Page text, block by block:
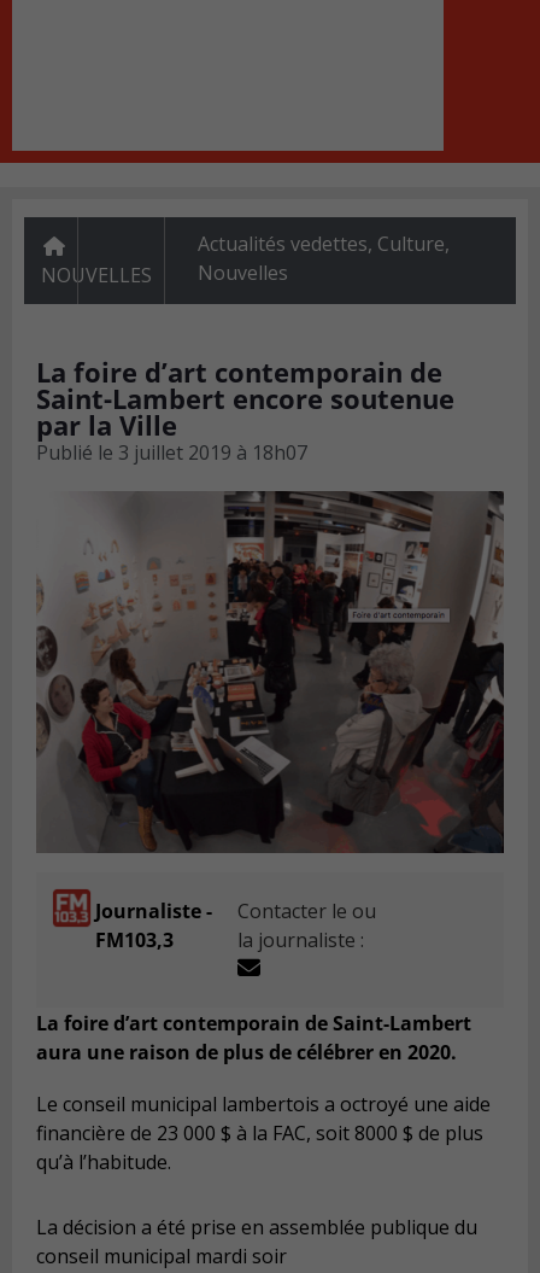
NOUVELLES
Actualités vedettes, Culture,
Nouvelles
La foire d’art contemporain de
Saint-Lambert encore soutenue
par la Ville
Publié le 3 juillet 2019 à 18h07
Journaliste -
FM103,3
Contacter le ou
la journaliste :
La foire d’art contemporain de Saint-Lambert
aura une raison de plus de célébrer en 2020.
Le conseil municipal lambertois a octroyé une aide
financière de 23 000 $ à la FAC, soit 8000 $ de plus
qu’à l’habitude.
La décision a été prise en assemblée publique du
conseil municipal mardi soir